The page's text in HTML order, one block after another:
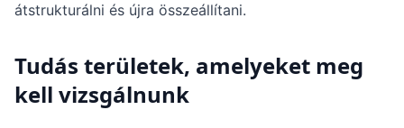
átstrukturálni és újra összeállítani.
Tudás területek, amelyeket meg
kell vizsgálnunk